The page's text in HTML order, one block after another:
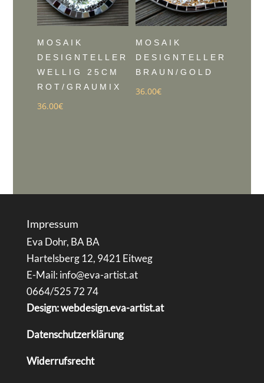
MOSAIK
DESIGNTELLER
WELLIG 25CM
ROT/GRAUMIX
36.00€
MOSAIK
DESIGNTELLER
BRAUN/GOLD
36.00€
Impressum
Eva Dohr, BA BA
Hartelsberg 12, 9421 Eitweg
E-Mail: info@eva-artist.at
0664/525 72 74
Design: webdesign.eva-artist.at
Datenschutzerklärung
Widerrufsrecht